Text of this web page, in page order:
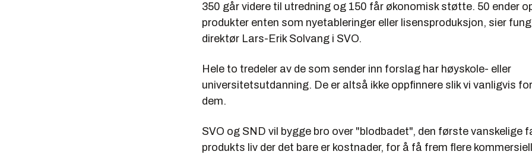
350 går videre til utredning og 150 får økonomisk støtte. 50 ender
produkter enten som nyetableringer eller lisensproduksjon, sier
direktør Lars-Erik Solvang i SVO.
Hele to tredeler av de som sender inn forslag har høyskole- eller
universitetsutdanning. De er altså ikke oppfinnere slik vi vanligvis
dem.
SVO og SND vil bygge bro over "blodbadet", den første vanskelige
produkts liv der det bare er kostnader, for å få frem flere